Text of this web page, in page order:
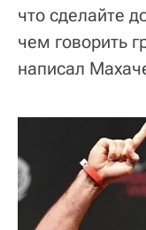
что сделайте
чем говорить
написал